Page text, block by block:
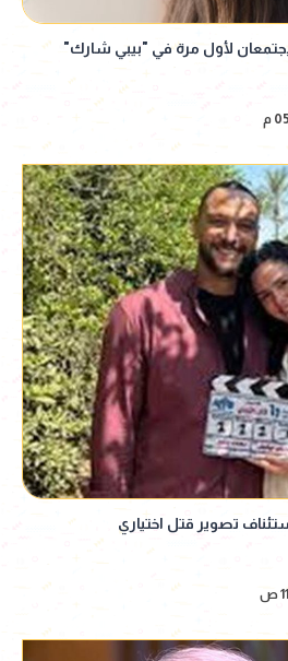
يجتمعان لأول مرة في "بيبي شارك"
تصوير قتل اختياري